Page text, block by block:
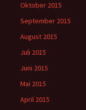
Oktober 2015
September 2015
August 2015
Juli 2015
Juni 2015
Mai 2015
April 2015